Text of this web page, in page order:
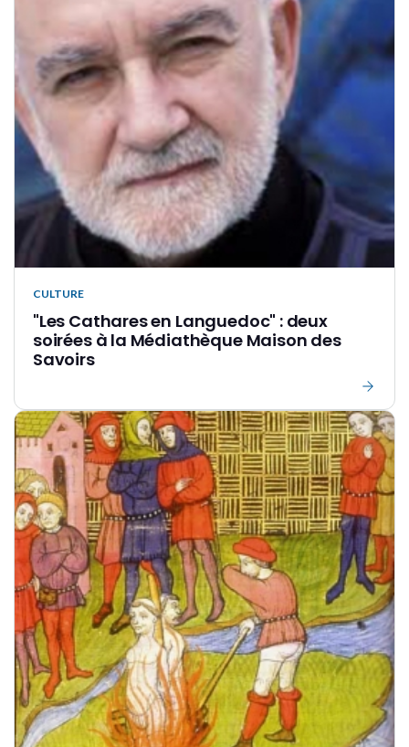
CULTURE
"Les Cathares en Languedoc" : deux
soirées à la Médiathèque Maison des
Savoirs